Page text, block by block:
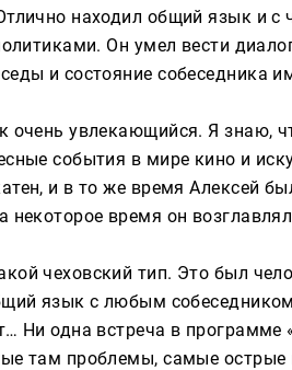
находил общий язык и с
Он умел вести
и состояние собеседника
очень увлекающийся. Я знаю,
события в мире кино и
и в то же время Алексей
некоторое время он
чеховский тип. Это был
язык с любым
Ни одна встреча в программе
там проблемы, самые